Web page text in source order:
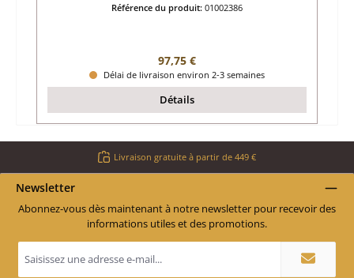
Référence du produit: 01002386
Prix régulier :
97,75 €
Délai de livraison environ 2-3 semaines
Détails
Livraison gratuite à partir de 449 €
Newsletter
Abonnez-vous dès maintenant à notre newsletter pour recevoir des
informations utiles et des promotions.
e-